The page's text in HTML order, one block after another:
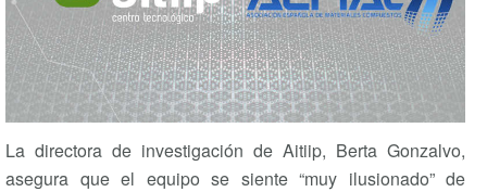
La directora de investigación de Aitiip, Berta Gonzalvo,
asegura que el equipo se siente “muy ilusionado” de